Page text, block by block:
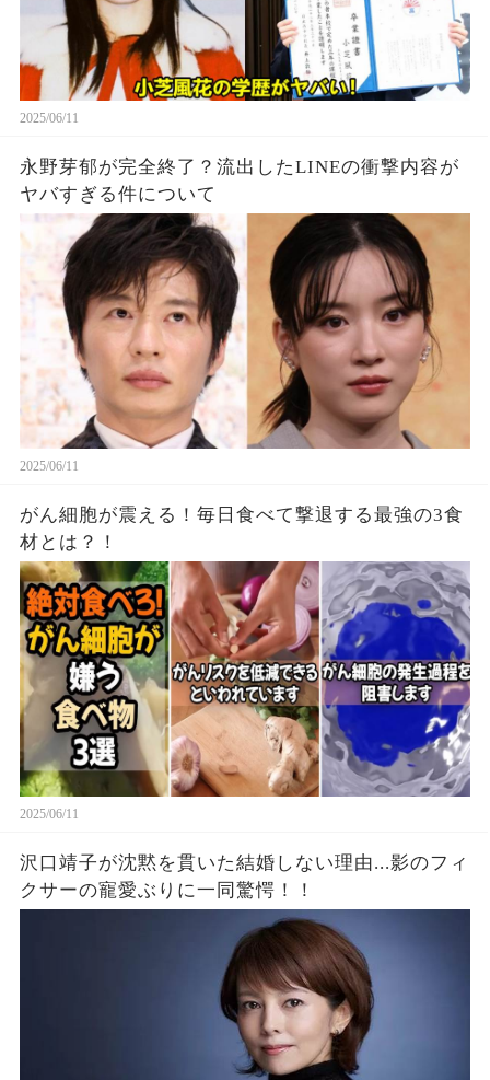
2025/06/11
永野芽郁が完全終了？流出したLINEの衝撃内容が
ヤバすぎる件について
2025/06/11
がん細胞が震える！毎日食べて撃退する最強の3食
材とは？！
2025/06/11
沢口靖子が沈黙を貫いた結婚しない理由...影のフィ
クサーの寵愛ぶりに一同驚愕！！